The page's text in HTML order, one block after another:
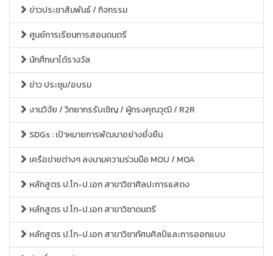
ข่าวประชาสัมพันธ์ / กิจกรรม
ศูนย์การเรียนการสอนดนตรี
นักศึกษาได้รางวัล
ข่าว ประชุม/อบรม
งานวิจัย / วิทยากรรับเชิญ / ผู้ทรงคุณวุฒิ / R2R
SDGs : เป้าหมายการพัฒนาอย่างยั่งยืน
เครือข่ายต่างๆ ลงนามความร่วมมือ MOU / MOA
หลักสูตร ป.โท-ป.เอก สาขาวิชาศิลปะการแสดง
หลักสูตร ป.โท-ป.เอก สาขาวิชาดนตรี
หลักสูตร ป.โท-ป.เอก สาขาวิชาทัศนศิลป์และการออกแบบ